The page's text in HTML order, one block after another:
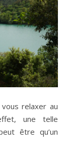
relaxer au
une telle
être qu’un